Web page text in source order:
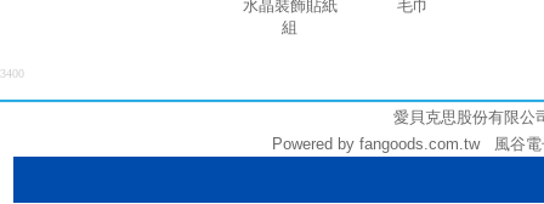
水晶裝飾貼紙
組
毛巾
3400
愛貝克思股份有限
Powered by fangoods.com.tw 風谷電子商